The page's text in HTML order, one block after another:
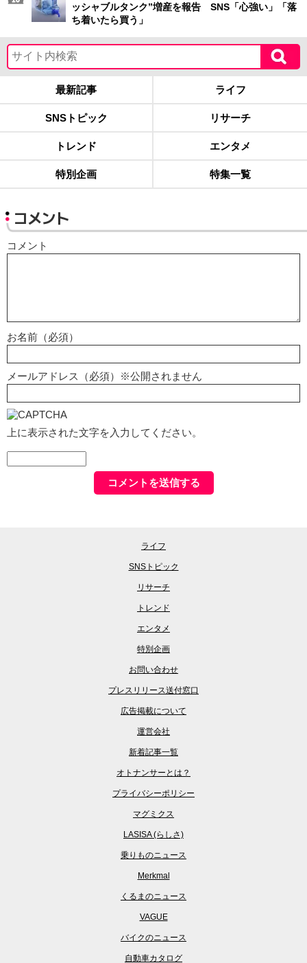
ッシャブルタンク”増産を報告 SNS「心強い」「落
ち着いたら買う」
最新記事 ライフ
SNSトピック リサーチ
トレンド エンタメ
特別企画 特集一覧
コメント
コメント
お名前（必須）
メールアドレス（必須）※公開されません
上に表示された文字を入力してください。
ライフ
SNSトピック
リサーチ
トレンド
エンタメ
特別企画
お問い合わせ
プレスリリース送付窓口
広告掲載について
運営会社
新着記事一覧
オトナンサーとは？
プライバシーポリシー
マグミクス
LASISA (らしさ)
乗りものニュース
Merkmal
くるまのニュース
VAGUE
バイクのニュース
自動車カタログ